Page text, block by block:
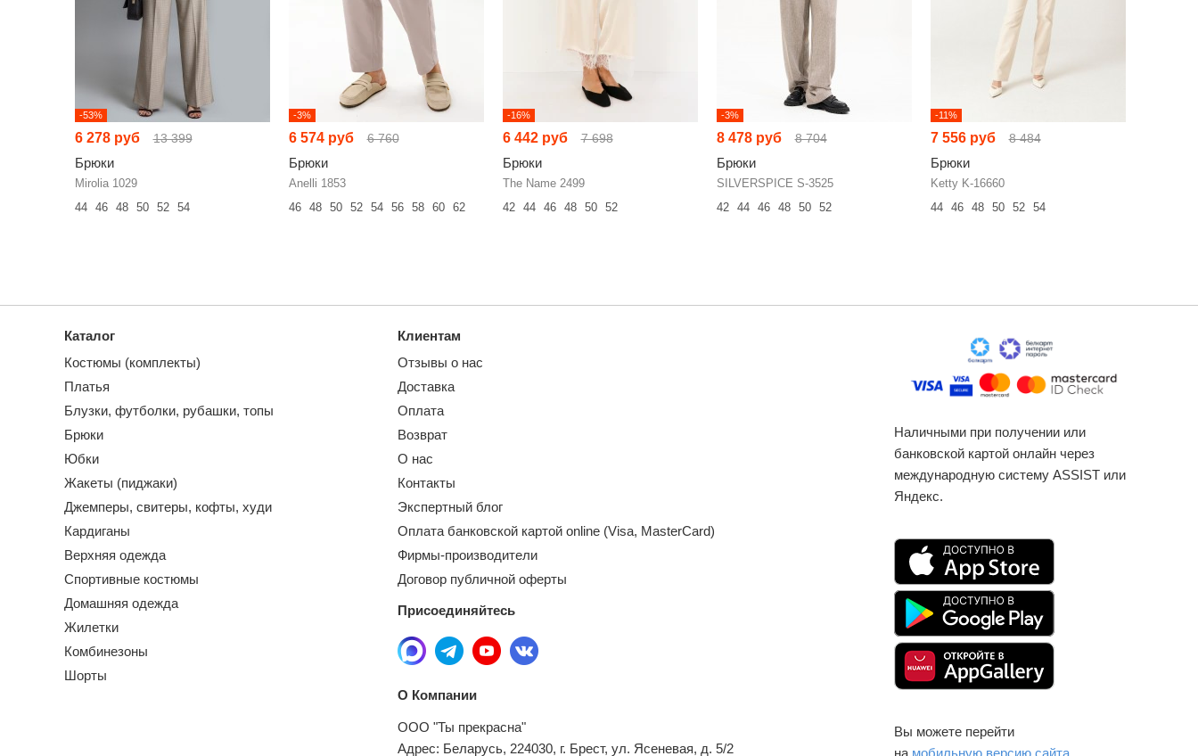
-53%
6 278 руб 13 399
Брюки
Mirolia 1029
44
46 48 50 52 54
-3%
6 574 руб 6 760
Брюки
Anelli 1853
46
48 50 52 54 56 58 60 62
-16%
6 442 руб 7 698
Брюки
The Name 2499
42
44 46 48 50 52
-3%
8 478 руб 8 704
Брюки
SILVERSPICE S-3525
42
44 46 48 50 52
-11%
7 556 руб 8 484
Брюки
Ketty K-16660
44
46 48 50 52 54
Каталог
Костюмы (комплекты)
Платья
Блузки, футболки, рубашки, топы
Брюки
Юбки
Жакеты (пиджаки)
Джемперы, свитеры, кофты, худи
Кардиганы
Верхняя одежда
Спортивные костюмы
Домашняя одежда
Жилетки
Комбинезоны
Шорты
Клиентам
Отзывы о нас
Доставка
Оплата
Возврат
О нас
Контакты
Экспертный блог
Оплата банковской картой online (Visa, MasterCard)
Фирмы-производители
Договор публичной оферты
Присоединяйтесь
О Компании
ООО "Ты прекрасна"
Адрес: Беларусь, 224030, г. Брест, ул. Ясеневая, д. 5/2
Наличными при получении или
банковской картой онлайн через
международную систему ASSIST или
Яндекс.
Вы можете перейти
на мобильную версию сайта